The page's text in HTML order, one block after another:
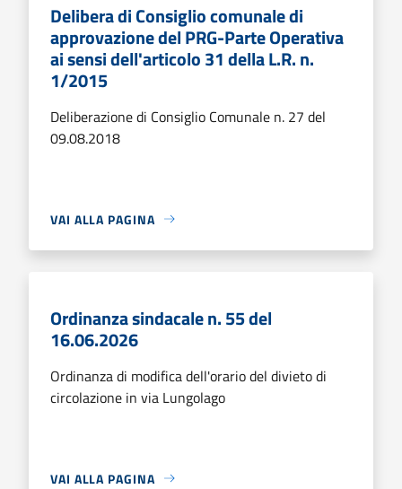
Delibera di Consiglio comunale di
approvazione del PRG-Parte Operativa
ai sensi dell'articolo 31 della L.R. n.
1/2015
Deliberazione di Consiglio Comunale n. 27 del
09.08.2018
VAI ALLA PAGINA
Ordinanza sindacale n. 55 del
16.06.2026
Ordinanza di modifica dell'orario del divieto di
circolazione in via Lungolago
VAI ALLA PAGINA